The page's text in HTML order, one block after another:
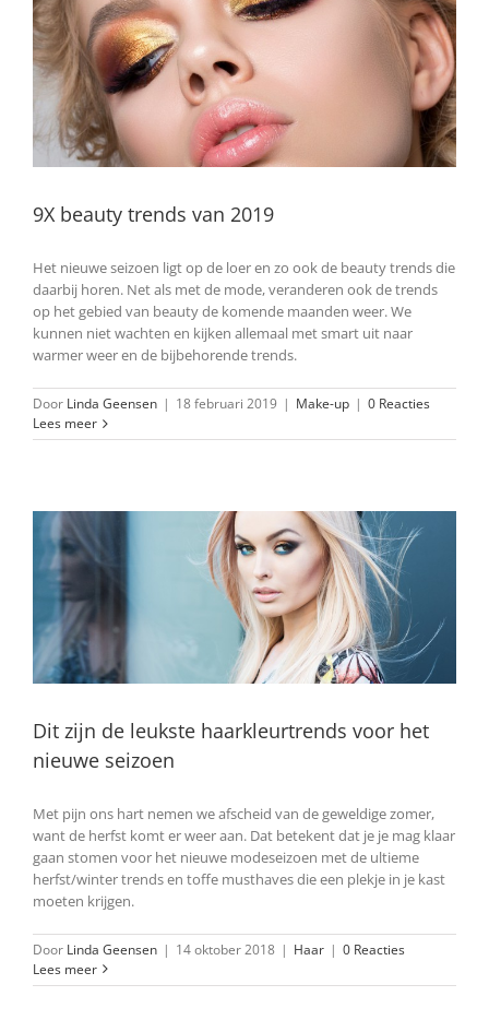
9X beauty trends van 2019
Het nieuwe seizoen ligt op de loer en zo ook de beauty trends die
daarbij horen. Net als met de mode, veranderen ook de trends
op het gebied van beauty de komende maanden weer. We
kunnen niet wachten en kijken allemaal met smart uit naar
warmer weer en de bijbehorende trends.
Door Linda Geensen | 18 februari 2019 | Make-up | 0 Reacties
Lees meer
Dit zijn de leukste haarkleurtrends voor het
nieuwe seizoen
Met pijn ons hart nemen we afscheid van de geweldige zomer,
want de herfst komt er weer aan. Dat betekent dat je je mag klaar
gaan stomen voor het nieuwe modeseizoen met de ultieme
herfst/winter trends en toffe musthaves die een plekje in je kast
moeten krijgen.
Door Linda Geensen | 14 oktober 2018 | Haar | 0 Reacties
Lees meer